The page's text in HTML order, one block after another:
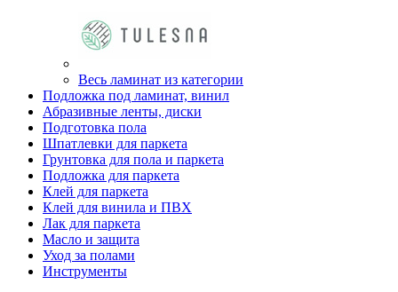
Весь ламинат из категории
Подложка под ламинат, винил
Абразивные ленты, диски
Подготовка пола
Шпатлевки для паркета
Грунтовка для пола и паркета
Подложка для паркета
Клей для паркета
Клей для винила и ПВХ
Лак для паркета
Масло и защита
Уход за полами
Инструменты